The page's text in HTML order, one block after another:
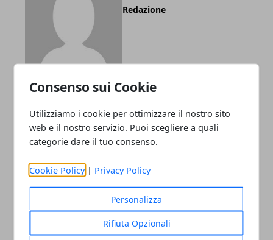
Consenso sui Cookie
Utilizziamo i cookie per ottimizzare il nostro sito
web e il nostro servizio. Puoi scegliere a quali
categorie dare il tuo consenso.
Cookie Policy | Privacy Policy
Personalizza
Rifiuta Opzionali
Redazione
ARTICOLI CORRELATI